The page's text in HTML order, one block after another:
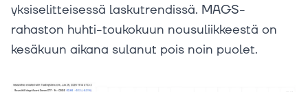
yksiselitteisessä laskutrendissä. MAGS-
rahaston huhti-toukokuun nousuliikkeestä on
kesäkuun aikana sulanut pois noin puolet.